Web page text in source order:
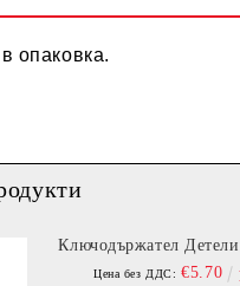
опаковка.
Ключодържател
Цена без ДДС: €5.70